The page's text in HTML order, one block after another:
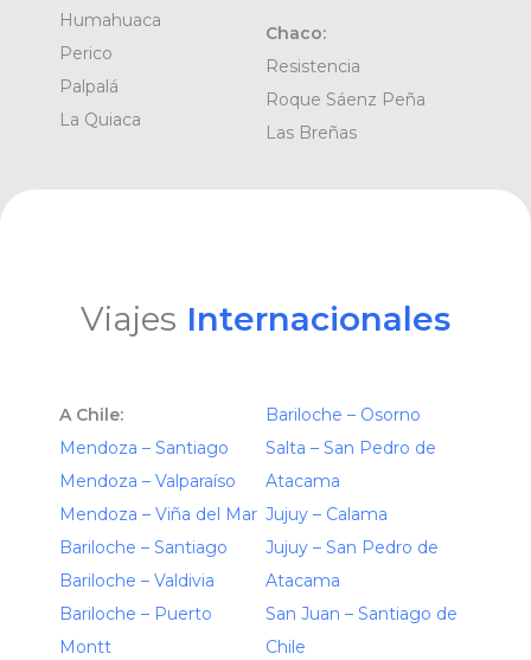
Humahuaca
Perico
Palpalá
La Quiaca
Chaco:
Resistencia
Roque Sáenz Peña
Las Breñas
Viajes Internacionales
A Chile:
Mendoza – Santiago
Mendoza – Valparaíso
Mendoza – Viña del Mar
Bariloche – Santiago
Bariloche – Valdivia
Bariloche – Puerto
Montt
Bariloche – Osorno
Salta – San Pedro de
Atacama
Jujuy – Calama
Jujuy – San Pedro de
Atacama
San Juan – Santiago de
Chile